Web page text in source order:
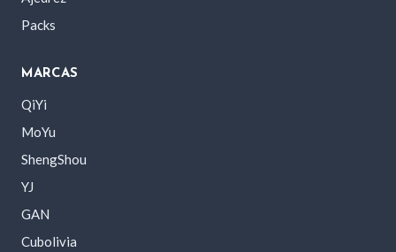
Packs
MARCAS
QiYi
MoYu
ShengShou
YJ
GAN
Cubolivia